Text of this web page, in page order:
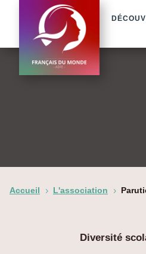
Accueil 5 L'association 5
Diversité